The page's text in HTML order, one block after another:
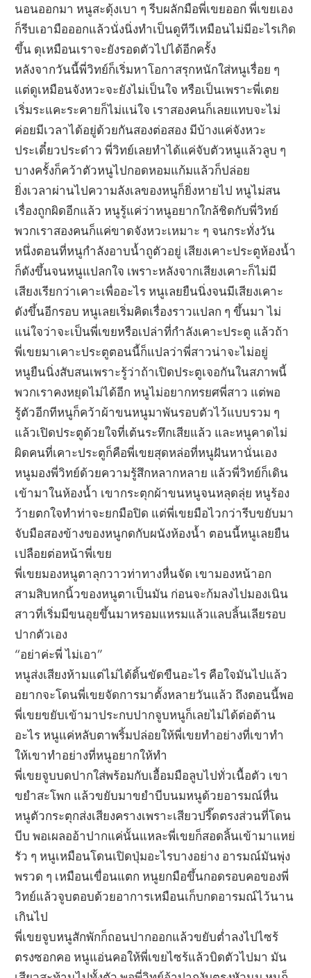
นอนออกมา หนูสะดุ้งเบา ๆ รีบผลักมือพี่เขยออก พี่เขยเอง
ก็รีบเอามือออกแล้วนั่งนิ่งทำเป็นดูทีวีเหมือนไม่มีอะไรเกิด
ขึ้น ดุเหมือนเราจะยังรอดตัวไปได้อีกครั้ง
หลังจากวันนี้พี่วิทย์ก็เริ่มหาโอกาสรุกหนักใส่หนูเรื่อย ๆ
แต่ดูเหมือนจังหวะจะยังไม่เป็นใจ หรือเป็นเพราะพี่เตย
เริ่มระแคะระคายก็ไม่แน่ใจ เราสองคนก็เลยแทบจะไม่
ค่อยมีเวลาได้อยู่ด้วยกันสองต่อสอง มีบ้างแค่จังหวะ
ประเดี๋ยวประด๋าว พี่วิทย์เลยทำได้แค่จับตัวหนูแล้วลูบ ๆ
บางครั้งก็คว้าตัวหนูไปกอดหอมแก้มแล้วก็ปล่อย
ยิ่งเวลาผ่านไปความลังเลของหนูก็ยิ่งหายไป หนูไม่สน
เรื่องถูกผิดอีกแล้ว หนูรู้แค่ว่าหนูอยากใกล้ชิดกับพี่วิทย์
พวกเราสองคนก็แค่ขาดจังหวะเหมาะ ๆ จนกระทั่งวัน
หนึ่งตอนที่หนูกำลังอาบน้ำถูตัวอยู่ เสียงเคาะประตูห้องน้ำ
ก็ดังขึ้นจนหนูแปลกใจ เพราะหลังจากเสียงเคาะก็ไม่มี
เสียงเรียกว่าเคาะเพื่ออะไร หนูเลยยืนนิ่งจนมีเสียงเคาะ
ดังขึ้นอีกรอบ หนูเลยเริ่มคิดเรื่องราวแปลก ๆ ขึ้นมา ไม่
แน่ใจว่าจะเป็นพี่เขยหรือเปล่าที่กำลังเคาะประตู แล้วถ้า
พี่เขยมาเคาะประตูตอนนี้ก็แปลว่าพี่สาวน่าจะไม่อยู่
หนูยืนนิ่งสับสนเพราะรู้ว่าถ้าเปิดประตูเจอกันในสภาพนี้
พวกเราคงหยุดไม่ได้อีก หนูไม่อยากทรยศพี่สาว แต่พอ
รู้ตัวอีกทีหนูก็คว้าผ้าขนหนูมาพันรอบตัวไว้แบบรวม ๆ
แล้วเปิดประตูด้วยใจที่เต้นระทึกเสียแล้ว และหนูคาดไม่
ผิดคนที่เคาะประตูก็คือพี่เขยสุดหล่อที่หนูฝันหานั่นเอง
หนูมองพี่วิทย์ด้วยความรู้สึกหลากหลาย แล้วพี่วิทย์ก็เดิน
เข้ามาในห้องน้ำ เขากระตุกผ้าขนหนูจนหลุดลุ่ย หนูร้อง
ว้ายตกใจทำท่าจะยกมือปิด แต่พี่เขยมือไวกว่ารีบขยับมา
จับมือสองข้างของหนูกดกับผนังห้องน้ำ ตอนนี้หนูเลยยืน
เปลือยต่อหน้าพี่เขย
พี่เขยมองหนูตาลุกวาวท่าทางหื่นจัด เขามองหน้าอก
สามสิบหกนิ้วของหนูตาเป็นมัน ก่อนจะก้มลงไปมองเนิน
สาวที่เริ่มมีขนอุยขึ้นมาหรอมแหรมแล้วแลบลิ้นเลียรอบ
ปากตัวเอง
“อย่าค่ะพี่ ไม่เอา”
หนูส่งเสียงห้ามแต่ไม่ได้ดิ้นขัดขืนอะไร คือใจมันไปแล้ว
อยากจะโดนพี่เขยจัดการมาตั้งหลายวันแล้ว ถึงตอนนี้พอ
พี่เขยขยับเข้ามาประกบปากจูบหนูก็เลยไม่ได้ต่อต้าน
อะไร หนูแค่หลับตาพริ้มปล่อยให้พี่เขยทำอย่างที่เขาทำ
ให้เขาทำอย่างที่หนูอยากให้ทำ
พี่เขยจูบบดปากใส่พร้อมกับเอื้อมมือลูบไปทั่วเนื้อตัว เขา
ขยำสะโพก แล้วขยับมาขยำบีบนมหนูด้วยอารมณ์หื่น
หนูตัวกระตุกส่งเสียงครางเพราะเสียวปรี๊ดตรงส่วนที่โดน
บีบ พอเผลออ้าปากแค่นั้นแหละพี่เขยก็สอดลิ้นเข้ามาแหย่
รัว ๆ หนูเหมือนโดนเปิดปุ่มอะไรบางอย่าง อารมณ์มันพุ่ง
พรวด ๆ เหมือนเขื่อนแตก หนูยกมือขึ้นกอดรอบคอของพี่
วิทย์แล้วจูบตอบด้วยอาการเหมือนเก็บกดอารมณ์ไว้นาน
เกินไป
พี่เขยจูบหนูสักพักก็ถอนปากออกแล้วขยับต่ำลงไปไซร้
ตรงซอกคอ หนูแอ่นคอให้พี่เขยไซร้แล้วบิดตัวไปมา มัน